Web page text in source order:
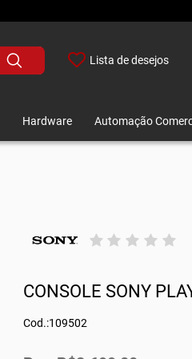
Lista de desejos
Hardware Automação
CONSOLE SONY
Cod.:109502